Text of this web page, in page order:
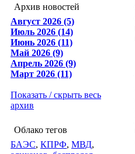
Архив новостей
Август 2026 (5)
Июль 2026 (14)
Июнь 2026 (11)
Май 2026 (9)
Апрель 2026 (9)
Март 2026 (11)
Показать / скрыть весь
архив
Облако тегов
БАЭС, КПРФ, МВД,